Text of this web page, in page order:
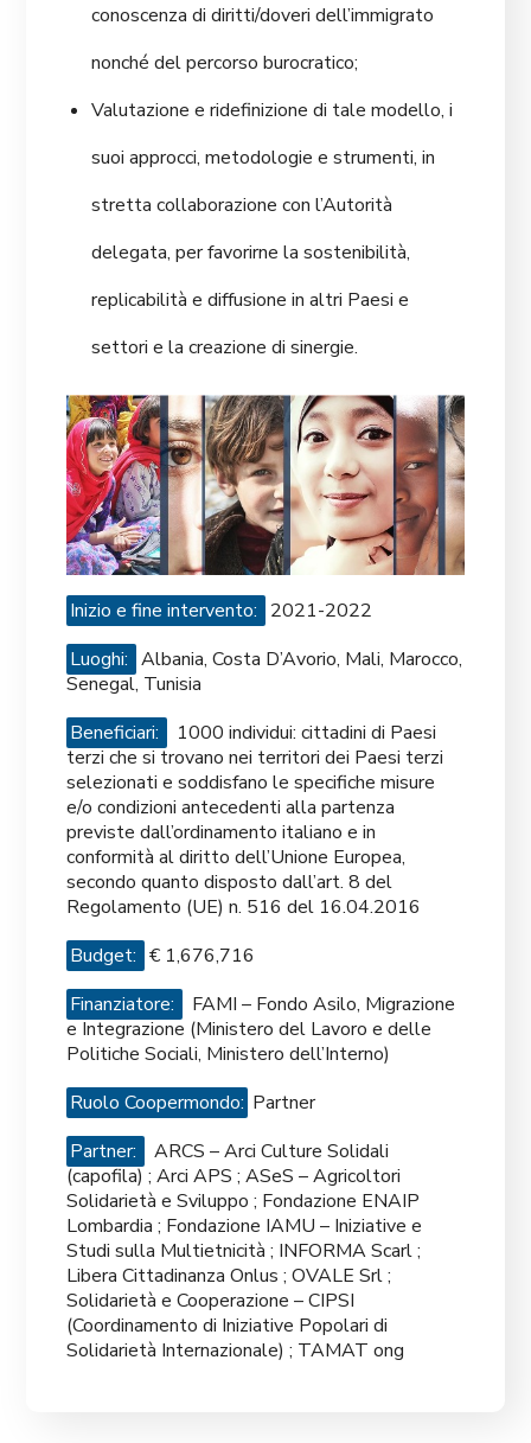
conoscenza di diritti/doveri dell’immigrato
nonché del percorso burocratico;
Valutazione e ridefinizione di tale modello, i
suoi approcci, metodologie e strumenti, in
stretta collaborazione con l’Autorità
delegata, per favorirne la sostenibilità,
replicabilità e diffusione in altri Paesi e
settori e la creazione di sinergie.
Inizio e fine intervento: 2021-2022
Luoghi: Albania, Costa D’Avorio, Mali, Marocco,
Senegal, Tunisia
Beneficiari:
1000 individui: cittadini di Paesi
terzi che si trovano nei territori dei Paesi terzi
selezionati e soddisfano le specifiche misure
e/o condizioni antecedenti alla partenza
previste dall’ordinamento italiano e in
conformità al diritto dell’Unione Europea,
secondo quanto disposto dall’art. 8 del
Regolamento (UE) n. 516 del 16.04.2016
Budget: € 1,676,716
Finanziatore:
FAMI – Fondo Asilo, Migrazione
e Integrazione (Ministero del Lavoro e delle
Politiche Sociali, Ministero dell’Interno)
Ruolo Coopermondo: Partner
Partner:
ARCS – Arci Culture Solidali
(capofila) ; Arci APS ; ASeS – Agricoltori
Solidarietà e Sviluppo ; Fondazione ENAIP
Lombardia ; Fondazione IAMU – Iniziative e
Studi sulla Multietnicità ; INFORMA Scarl ;
Libera Cittadinanza Onlus ; OVALE Srl ;
Solidarietà e Cooperazione – CIPSI
(Coordinamento di Iniziative Popolari di
Solidarietà Internazionale) ; TAMAT ong